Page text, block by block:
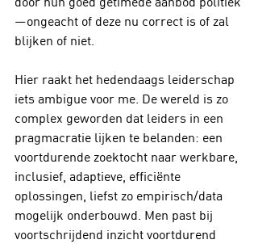
—ongeacht of deze nu correct is of zal
blijken of niet.
Hier raakt het hedendaags leiderschap
iets ambigue voor me. De wereld is zo
complex geworden dat leiders in een
pragmacratie lijken te belanden: een
voortdurende zoektocht naar werkbare,
inclusief, adaptieve, efficiënte
oplossingen, liefst zo empirisch/data
mogelijk onderbouwd. Men past bij
voortschrijdend inzicht voortdurend